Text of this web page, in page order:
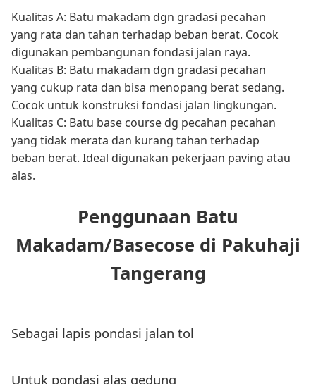
Kualitas A: Batu makadam dgn gradasi pecahan
yang rata dan tahan terhadap beban berat. Cocok
digunakan pembangunan fondasi jalan raya.
Kualitas B: Batu makadam dgn gradasi pecahan
yang cukup rata dan bisa menopang berat sedang.
Cocok untuk konstruksi fondasi jalan lingkungan.
Kualitas C: Batu base course dg pecahan pecahan
yang tidak merata dan kurang tahan terhadap
beban berat. Ideal digunakan pekerjaan paving atau
alas.
Penggunaan Batu
Makadam/Basecose di Pakuhaji
Tangerang
Sebagai lapis pondasi jalan tol
Untuk pondasi alas gedung